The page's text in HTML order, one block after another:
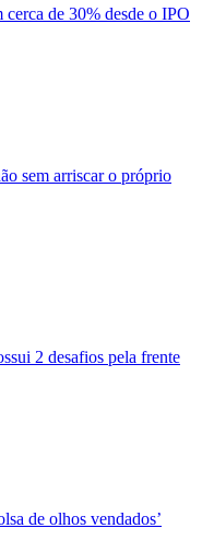
de 30% desde o IPO
sem arriscar o próprio
2 desafios pela frente
de olhos vendados’